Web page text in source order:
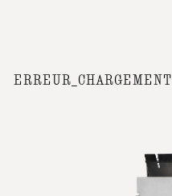
ERREUR_CHARGEMENT